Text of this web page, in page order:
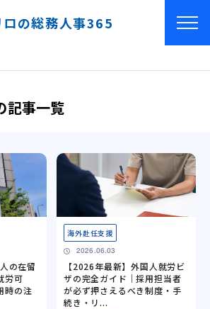
ロの総務人事365
記事一覧
の在留
労可
時の注
海外赴任支援
2026.06.03
【2026年最新】外国人就労ビ
ザの完全ガイド｜採用担当者
が必ず押さえるべき制度・手
続き・リ...